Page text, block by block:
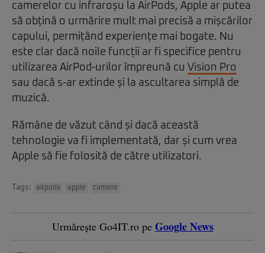
camerelor cu infraroșu la AirPods, Apple ar putea
să obțină o urmărire mult mai precisă a mișcărilor
capului, permițând experiențe mai bogate. Nu
este clar dacă noile funcții ar fi specifice pentru
utilizarea AirPod-urilor împreună cu Vision Pro
sau dacă s-ar extinde și la ascultarea simplă de
muzică.
Rămâne de văzut când și dacă această
tehnologie va fi implementată, dar și cum vrea
Apple să fie folosită de către utilizatori.
Tags: airpods apple camere
Urmărește Go4IT.ro pe Google News